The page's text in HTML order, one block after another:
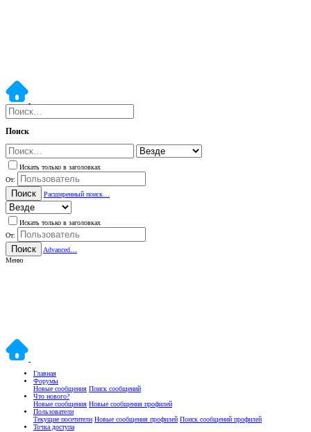
Поиск
Искать только в заголовках
От:
Поиск Расширенный поиск…
Искать только в заголовках
От:
Поиск
Advanced…
Меню
Главная
Форумы
Новые сообщения Поиск сообщений
Что нового?
Новые сообщения Новые сообщения профилей
Пользователи
Текущие посетители Новые сообщения профилей Поиск сообщений профилей
Точка доступа